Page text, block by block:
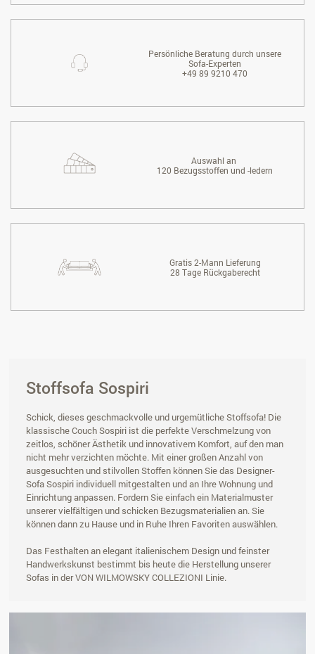
Persönliche Beratung durch unsere
Sofa-Experten
+49 89 9210 470
Auswahl an
120 Bezugsstoffen und -ledern
Gratis 2-Mann Lieferung
28 Tage Rückgaberecht
Stoffsofa Sospiri
Schick, dieses geschmackvolle und urgemütliche Stoffsofa! Die
klassische Couch Sospiri ist die perfekte Verschmelzung von
zeitlos, schöner Ästhetik und innovativem Komfort, auf den man
nicht mehr verzichten möchte. Mit einer großen Anzahl von
ausgesuchten und stilvollen Stoffen können Sie das Designer-
Sofa Sospiri individuell mitgestalten und an Ihre Wohnung und
Einrichtung anpassen. Fordern Sie einfach ein Materialmuster
unserer vielfältigen und schicken Bezugsmaterialien an. Sie
können dann zu Hause und in Ruhe Ihren Favoriten auswählen.
Das Festhalten an elegant italienischem Design und feinster
Handwerkskunst bestimmt bis heute die Herstellung unserer
Sofas in der VON WILMOWSKY COLLEZIONI Linie.